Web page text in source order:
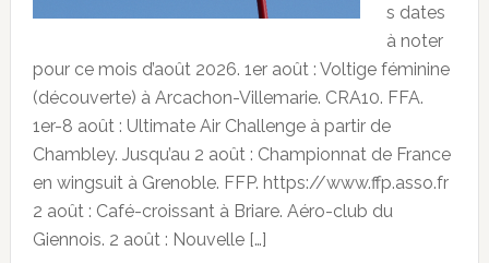
s dates
à noter
pour ce mois d’août 2026. 1er août : Voltige féminine
(découverte) à Arcachon-Villemarie. CRA10. FFA.
1er-8 août : Ultimate Air Challenge à partir de
Chambley. Jusqu’au 2 août : Championnat de France
en wingsuit à Grenoble. FFP. https://www.ffp.asso.fr
2 août : Café-croissant à Briare. Aéro-club du
Giennois. 2 août : Nouvelle […]